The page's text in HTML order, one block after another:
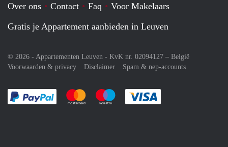
Over ons Contact Faq
Voor Makelaars
Gratis je Appartement aanbieden in Leuven
© 2026 - Appartementen Leuven - KvK nr. 02094127 – België
Voorwaarden & privacy
Disclaimer Spam & nep-accounts
Je rekent gemakkelijk af met Paypal
Je rekent gemakkelijk af met Mastercard
Je rekent gemakkelijk af met Meastro